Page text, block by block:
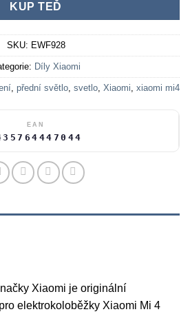
KUP TEĎ
SKU: EWF928
Díly Xiaomi
, přední světlo, svetlo, Xiaomi, xiaomi mi4
EAN
Xiaomi je originální
elektrokoloběžky Xiaomi Mi 4